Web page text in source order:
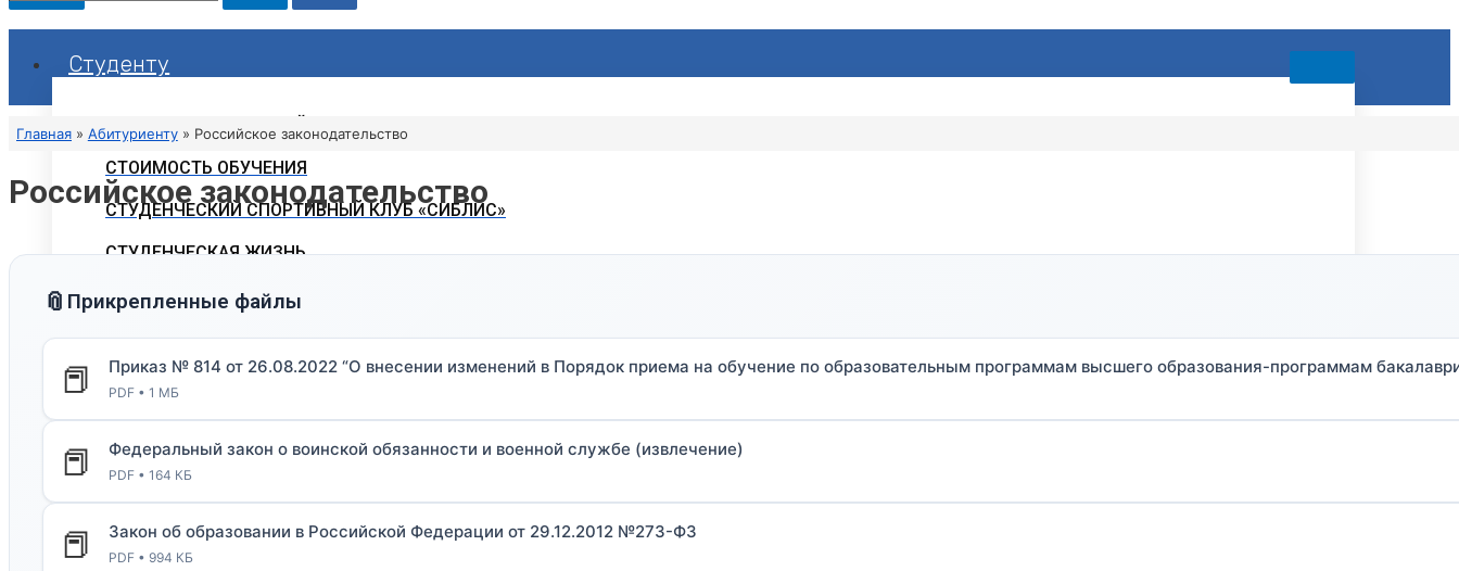
Студенту
РАСПИСАНИЕ ЗАНЯТИЙ
СТОИМОСТЬ ОБУЧЕНИЯ
СТУДЕНЧЕСКИЙ СПОРТИВНЫЙ КЛУБ «СИБЛИС»
СТУДЕНЧЕСКАЯ ЖИЗНЬ
ОБЪЯВЛЕНИЯ
ГОРЯЧАЯ ЛИНИЯ ДЛЯ СТУДЕНТОВ
СВОДНЫЕ ГРАФИКИ УЧЕБНОГО ПРОЦЕССА
ЭЛЕКТРОННАЯ ИНФОРМАЦИОННО-ОБРАЗОВАТЕЛЬНАЯ СРЕДА
Главная Абитуриенту Российское законодательство
Российское законодательство
📎 Прикрепленные файлы
📕 Приказ № 814 от 26.08.2022 “О внесении изменений в Порядок приема на обучение по образовательным программам высшего образования-программам
PDF • 1 МБ
📕 Федеральный закон о воинской обязанности и военной службе (извлечение)
PDF • 164 КБ
📕 Закон об образовании в Российской Федерации от 29.12.2012 №273-ФЗ
PDF • 994 КБ